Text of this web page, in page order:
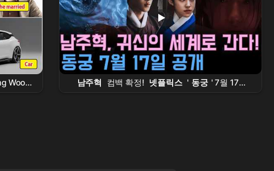
Woo
남주혁 컴백 확정! 넷플릭스 ' 동궁 ' 7월 17일
공개 – 조승우 · 노윤서 와 함께 귀신의 세계로